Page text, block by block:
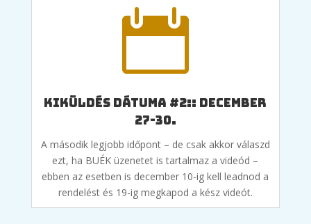

Kiküldés dátuma #2:: december
27-30.
A második legjobb időpont – de csak akkor válaszd
ezt, ha BUÉK üzenetet is tartalmaz a videód –
ebben az esetben is december 10-ig kell leadnod a
rendelést és 19-ig megkapod a kész videót.